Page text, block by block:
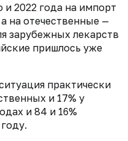
и 2022 года на импорт
на отечественные —
зарубежных лекарств
пришлось уже
практически
и 17% у
и 84 и 16%